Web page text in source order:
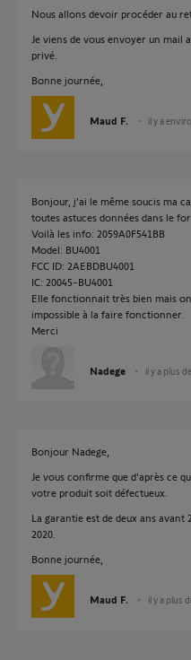
Nous allons devoir procéder au
Je viens de vous envoyer un
privé.
Bonne journée,
Maud F. il y a
Bonjour, j’ai le même soucis ma
toutes astuces données dans le
Voilà les info: 2059A0F541BB
Model: BU4001
FCC ID: 2AEBDBU4001
IC: 20045-BU4001
Elle fonctionnait très bien mais
impossible à la faire fonctionner.
Merci
Nadege il y a plus
Bonjour Nadege,
Je vous confirme que d'après ce
votre produit soit défectueux.
La garantie est de deux ans
2020.
Bonne journée,
Maud F. il y a plus